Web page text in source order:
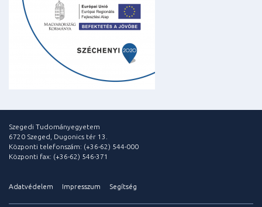
Szegedi Tudományegyetem
6720 Szeged, Dugonics tér 13.
Központi telefonszám: (+36-62) 544-000
Központi fax: (+36-62) 546-371
Adatvédelem Impresszum Segítség